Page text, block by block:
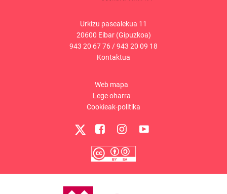
Urkizu pasealekua 11
20600 Eibar (Gipuzkoa)
943 20 67 76 /943 20 09 18
Kontaktua
Web mapa
Lege oharra
Cookieak-politika